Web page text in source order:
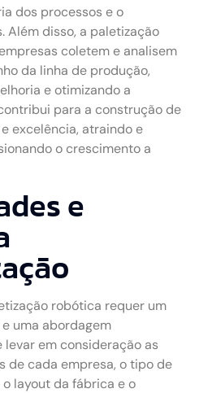
dos processos e o
Além disso, a paletização
coletem e analisem
da linha de produção,
e otimizando a
para a construção de
excelência, atraindo e
o crescimento a
e
robótica requer um
uma abordagem
em consideração as
de cada empresa, o tipo de
layout da fábrica e o